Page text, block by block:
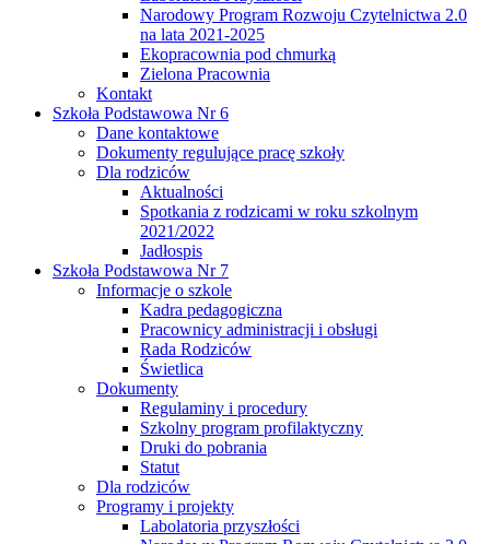
Narodowy Program Rozwoju Czytelnictwa 2.0
na lata 2021-2025
Ekopracownia pod chmurką
Zielona Pracownia
Kontakt
Szkoła Podstawowa Nr 6
Dane kontaktowe
Dokumenty regulujące pracę szkoły
Dla rodziców
Aktualności
Spotkania z rodzicami w roku szkolnym
2021/2022
Jadłospis
Szkoła Podstawowa Nr 7
Informacje o szkole
Kadra pedagogiczna
Pracownicy administracji i obsługi
Rada Rodziców
Świetlica
Dokumenty
Regulaminy i procedury
Szkolny program profilaktyczny
Druki do pobrania
Statut
Dla rodziców
Programy i projekty
Labolatoria przyszłości